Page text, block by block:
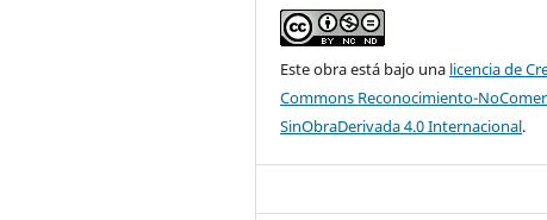
Este obra está bajo una licencia de
Commons Reconocimiento-
SinObraDerivada 4.0 Internacional.